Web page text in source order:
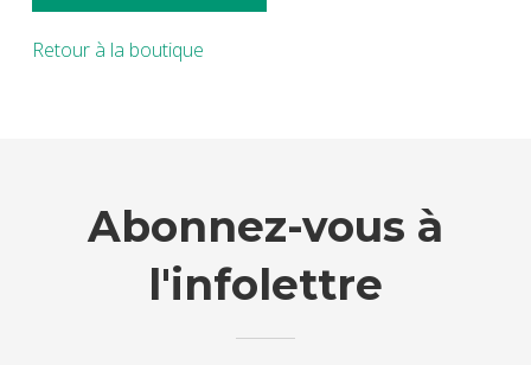
Retour à la boutique
Abonnez-vous à
l'infolettre